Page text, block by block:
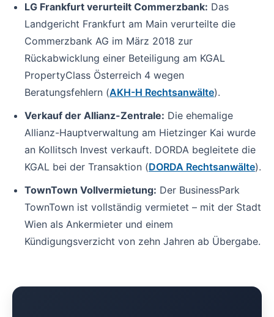
LG Frankfurt verurteilt Commerzbank: Das
Landgericht Frankfurt am Main verurteilte die
Commerzbank AG im März 2018 zur
Rückabwicklung einer Beteiligung am KGAL
PropertyClass Österreich 4 wegen
Beratungsfehlern (AKH-H Rechtsanwälte).
Verkauf der Allianz-Zentrale: Die ehemalige
Allianz-Hauptverwaltung am Hietzinger Kai wurde
an Kollitsch Invest verkauft. DORDA begleitete die
KGAL bei der Transaktion (DORDA Rechtsanwälte).
TownTown Vollvermietung: Der BusinessPark
TownTown ist vollständig vermietet – mit der Stadt
Wien als Ankermieter und einem
Kündigungsverzicht von zehn Jahren ab Übergabe.